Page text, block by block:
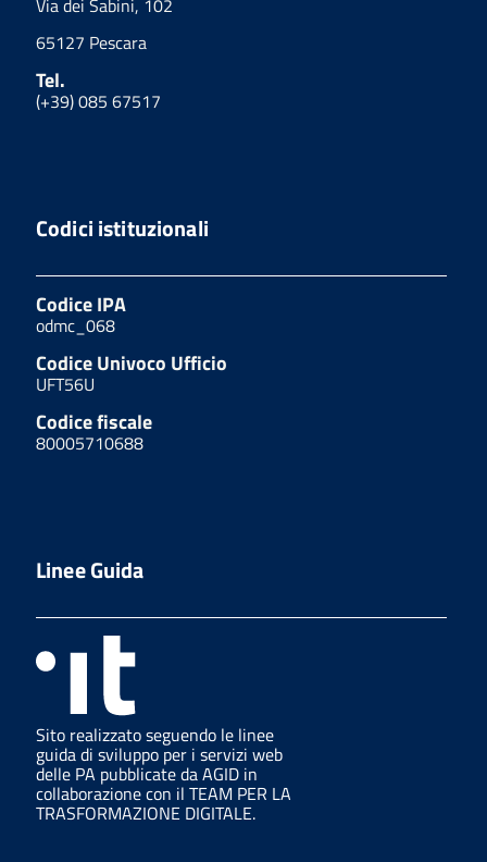
65127 Pescara
Tel.
(+39) 085 67517
Codici istituzionali
Codice IPA
odmc_068
Codice Univoco Ufficio
UFT56U
Codice fiscale
80005710688
Linee Guida
Sito realizzato seguendo le linee
guida di sviluppo per i servizi web
delle PA pubblicate da AGID in
collaborazione con il TEAM PER LA
TRASFORMAZIONE DIGITALE.